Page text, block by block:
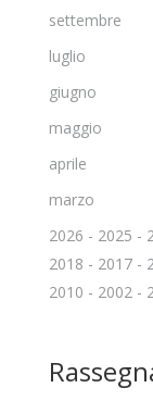
settembre
luglio
giugno
maggio
aprile
marzo
2026 - 2025 -
2018 - 2017-
2010 - 2002-